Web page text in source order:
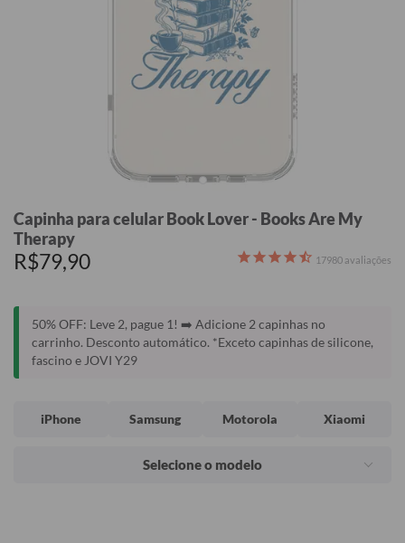
Capinha para celular Book Lover - Books Are My
Therapy
R$79,90 17980 avaliações
50% OFF: Leve 2, pague 1! ➡️ Adicione 2 capinhas no
carrinho. Desconto automático. *Exceto capinhas de silicone,
fascino e JOVI Y29
iPhone Samsung Motorola Xiaomi
Selecione o modelo